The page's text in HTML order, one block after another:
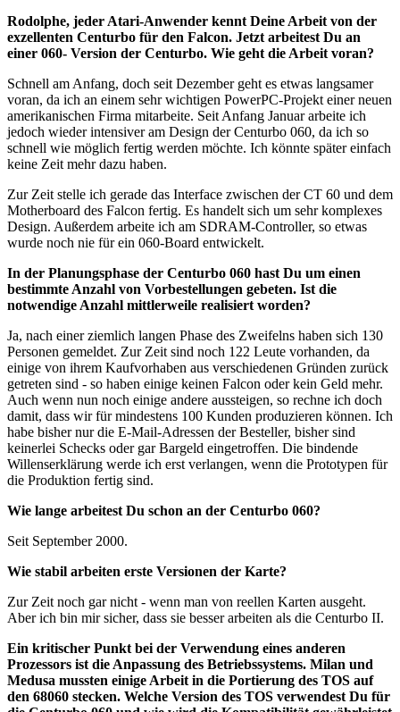
Rodolphe, jeder Atari-Anwender kennt Deine Arbeit von der
exzellenten Centurbo für den Falcon. Jetzt arbeitest Du an
einer 060- Version der Centurbo. Wie geht die Arbeit voran?
Schnell am Anfang, doch seit Dezember geht es etwas langsamer
voran, da ich an einem sehr wichtigen PowerPC-Projekt einer neuen
amerikanischen Firma mitarbeite. Seit Anfang Januar arbeite ich
jedoch wieder intensiver am Design der Centurbo 060, da ich so
schnell wie möglich fertig werden möchte. Ich könnte später einfach
keine Zeit mehr dazu haben.
Zur Zeit stelle ich gerade das Interface zwischen der CT 60 und dem
Motherboard des Falcon fertig. Es handelt sich um sehr komplexes
Design. Außerdem arbeite ich am SDRAM-Controller, so etwas
wurde noch nie für ein 060-Board entwickelt.
In der Planungsphase der Centurbo 060 hast Du um einen
bestimmte Anzahl von Vorbestellungen gebeten. Ist die
notwendige Anzahl mittlerweile realisiert worden?
Ja, nach einer ziemlich langen Phase des Zweifelns haben sich 130
Personen gemeldet. Zur Zeit sind noch 122 Leute vorhanden, da
einige von ihrem Kaufvorhaben aus verschiedenen Gründen zurück
getreten sind - so haben einige keinen Falcon oder kein Geld mehr.
Auch wenn nun noch einige andere aussteigen, so rechne ich doch
damit, dass wir für mindestens 100 Kunden produzieren können. Ich
habe bisher nur die E-Mail-Adressen der Besteller, bisher sind
keinerlei Schecks oder gar Bargeld eingetroffen. Die bindende
Willenserklärung werde ich erst verlangen, wenn die Prototypen für
die Produktion fertig sind.
Wie lange arbeitest Du schon an der Centurbo 060?
Seit September 2000.
Wie stabil arbeiten erste Versionen der Karte?
Zur Zeit noch gar nicht - wenn man von reellen Karten ausgeht.
Aber ich bin mir sicher, dass sie besser arbeiten als die Centurbo II.
Ein kritischer Punkt bei der Verwendung eines anderen
Prozessors ist die Anpassung des Betriebssystems. Milan und
Medusa mussten einige Arbeit in die Portierung des TOS auf
den 68060 stecken. Welche Version des TOS verwendest Du für